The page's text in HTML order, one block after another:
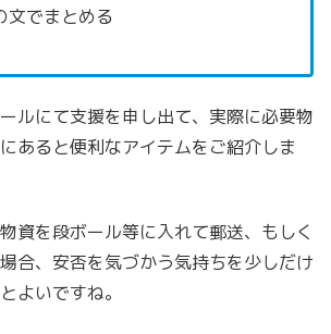
文でまとめる
ルにて支援を申し出て、 実際に必要物
あると便利なアイテムをご紹介しま
資を段ボール等に入れて郵送、もしく
合、 安否を気づかう気持ちを少しだけ
よいですね。